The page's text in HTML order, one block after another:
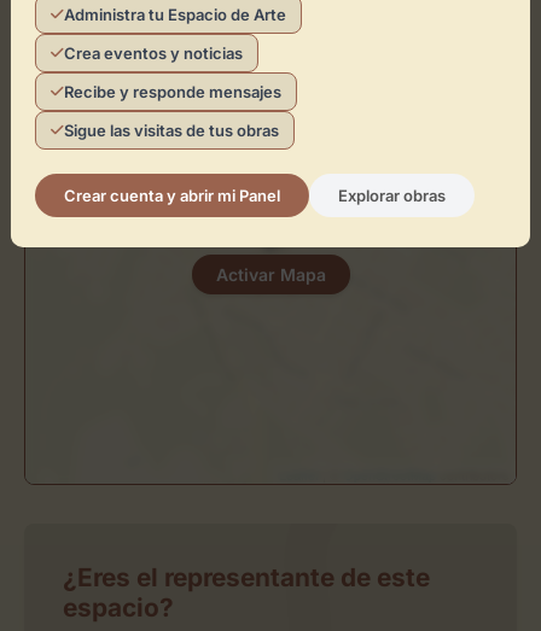
+
−
Activar Mapa
¿Eres el representante de este
espacio?
Administra tu Espacio de Arte
Crea eventos y noticias
Recibe y responde mensajes
Sigue las visitas de tus obras
Crear cuenta y abrir mi Panel Explorar obras